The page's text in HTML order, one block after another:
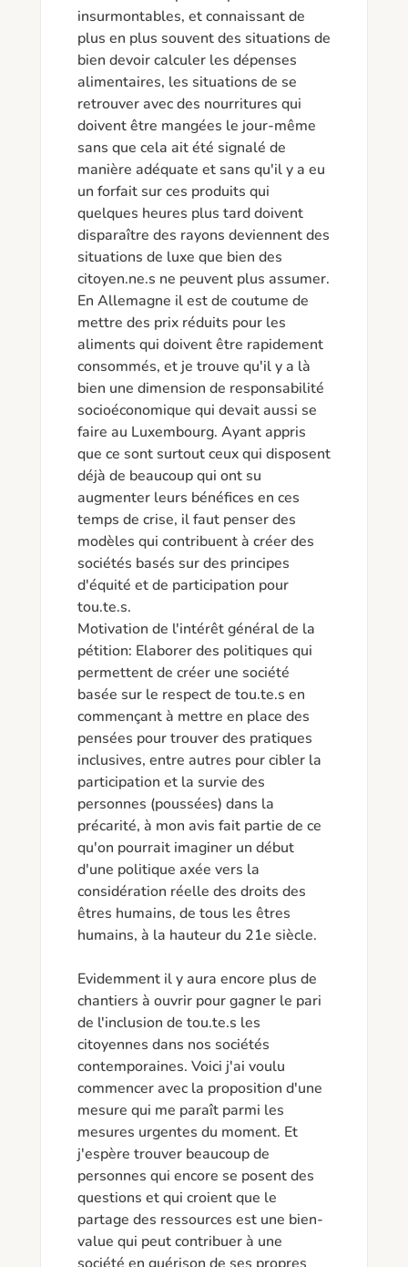
insurmontables, et connaissant de
plus en plus souvent des situations de
bien devoir calculer les dépenses
alimentaires, les situations de se
retrouver avec des nourritures qui
doivent être mangées le jour-même
sans que cela ait été signalé de
manière adéquate et sans qu'il y a eu
un forfait sur ces produits qui
quelques heures plus tard doivent
disparaître des rayons deviennent des
situations de luxe que bien des
citoyen.ne.s ne peuvent plus assumer.
En Allemagne il est de coutume de
mettre des prix réduits pour les
aliments qui doivent être rapidement
consommés, et je trouve qu'il y a là
bien une dimension de responsabilité
socioéconomique qui devait aussi se
faire au Luxembourg. Ayant appris
que ce sont surtout ceux qui disposent
déjà de beaucoup qui ont su
augmenter leurs bénéfices en ces
temps de crise, il faut penser des
modèles qui contribuent à créer des
sociétés basés sur des principes
d'équité et de participation pour
tou.te.s.
Motivation de l'intérêt général de la
pétition: Elaborer des politiques qui
permettent de créer une société
basée sur le respect de tou.te.s en
commençant à mettre en place des
pensées pour trouver des pratiques
inclusives, entre autres pour cibler la
participation et la survie des
personnes (poussées) dans la
précarité, à mon avis fait partie de ce
qu'on pourrait imaginer un début
d'une politique axée vers la
considération réelle des droits des
êtres humains, de tous les êtres
humains, à la hauteur du 21e siècle.
Evidemment il y aura encore plus de
chantiers à ouvrir pour gagner le pari
de l'inclusion de tou.te.s les
citoyennes dans nos sociétés
contemporaines. Voici j'ai voulu
commencer avec la proposition d'une
mesure qui me paraît parmi les
mesures urgentes du moment. Et
j'espère trouver beaucoup de
personnes qui encore se posent des
questions et qui croient que le
partage des ressources est une bien-
value qui peut contribuer à une